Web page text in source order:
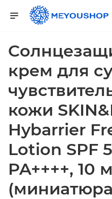
крем для
кожи
Hybarrier
Lotion SPF
PA++++, 10